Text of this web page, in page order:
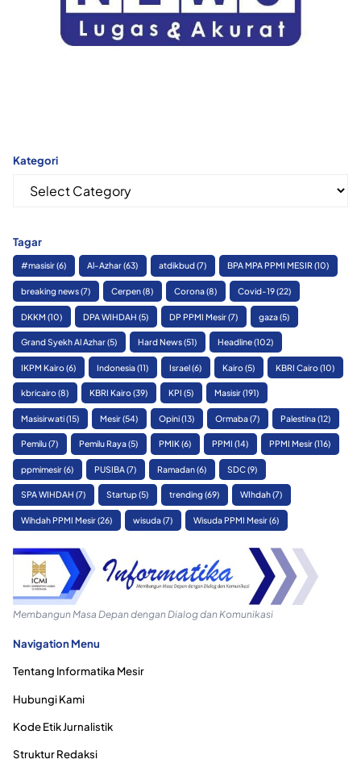
Kategori
Kategori
Tagar
#masisir(6) Al-Azhar(63) atdikbud(7) BPA MPA PPMI MESIR(10)
breaking news(7) Cerpen(8) Corona(8) Covid-19(22)
DKKM (10) DPA WIHDAH (5) DP PPMI Mesir(7) gaza(5)
Grand Syekh Al Azhar(5) Hard News(51) Headline(102)
IKPM Kairo(6) Indonesia(11) Israel(6) Kairo(5) KBRI Cairo(10)
kbricairo(8) KBRI Kairo(39) KPI (5) Masisir(191)
Masisirwati(15) Mesir(54) Opini(13) Ormaba(7) Palestina(12)
Pemilu(7) Pemilu Raya(5) PMIK(6) PPMI (14) PPMI Mesir(116)
ppmimesir(6) PUSIBA(7) Ramadan(6) SDC(9)
SPA WIHDAH (7) Startup(5) trending (69) WIhdah(7)
Wihdah PPMI Mesir(26) wisuda(7) Wisuda PPMI Mesir(6)
Membangun Masa Depan dengan Dialog dan Komunikasi
Navigation Menu
Tentang Informatika Mesir
Hubungi Kami
Kode Etik Jurnalistik
Struktur Redaksi